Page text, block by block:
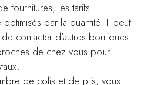
fournitures, les tarifs
par la quantité. Il peut
contacter d’autres boutiques
de chez vous pour
de colis et de plis, vous